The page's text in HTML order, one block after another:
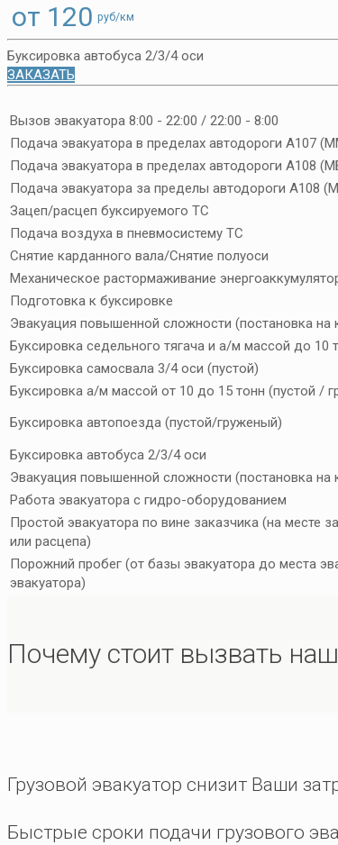
от 120 руб/км
Буксировка автобуса 2/3/4 оси
ЗАКАЗАТЬ
Вызов эвакуатора 8:00 - 22:00 / 22:00 - 8:00
Подача эвакуатора в пределах автодороги А107
Подача эвакуатора в пределах автодороги А108
Подача эвакуатора за пределы автодороги А108
Зацеп/расцеп буксируемого ТС
Подача воздуха в пневмосистему ТС
Снятие карданного вала/Снятие полуоси
Механическое растормаживание
Подготовка к буксировке
Эвакуация повышенной сложности (постановка
Буксировка седельного тягача и а/м массой до 10
Буксировка самосвала 3/4 оси (пустой)
Буксировка а/м массой от 10 до 15 тонн (пустой /
Буксировка автопоезда (пустой/груженый)
Буксировка автобуса 2/3/4 оси
Эвакуация повышенной сложности (постановка
Работа эвакуатора с гидро-оборудованием
Простой эвакуатора по вине заказчика (на месте
или расцепа)
Порожний пробег (от базы эвакуатора до места
эвакуатора)
Почему стоит вызвать
Грузовой эвакуатор снизит Ваши
Быстрые сроки подачи грузового